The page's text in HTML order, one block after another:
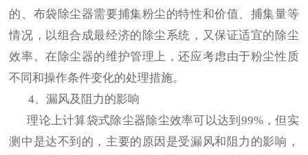
的、布袋除尘器需要捕集粉尘的特性和价值、捕集量等
情况，以组合成最经济的除尘系统，又保证适宜的除尘
效率。在除尘器的维护管理上，还应考虑由于粉尘性质
不同和操作条件变化的处理措施。
4、漏风及阻力的影响
理论上计算袋式除尘器除尘效率可以达到99%，但实
测中是达不到的，主要的原因是受漏风和阻力的影响，